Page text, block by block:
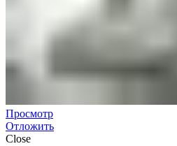
Просмотр
Отложить
Close